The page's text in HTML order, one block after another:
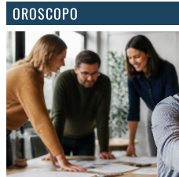
OROSCOPO